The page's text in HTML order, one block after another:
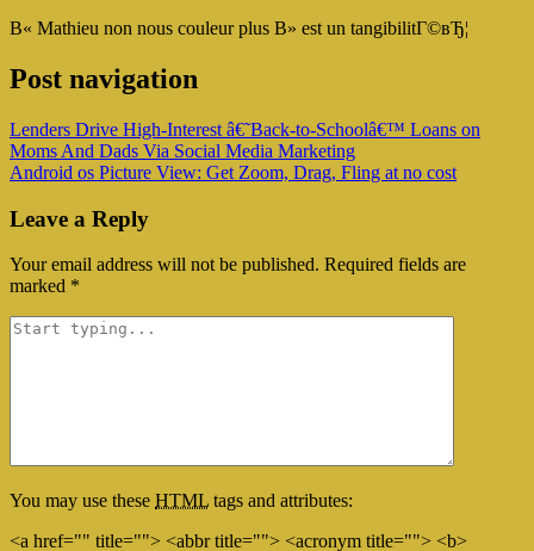
В« Mathieu non nous couleur plus В» est un tangibilitГ©вЂ¦
Post navigation
Lenders Drive High-Interest â€˜Back-to-Schoolâ€™ Loans on
Moms And Dads Via Social Media Marketing
Android os Picture View: Get Zoom, Drag, Fling at no cost
Leave a Reply
Your email address will not be published. Required fields are
marked *
You may use these HTML tags and attributes:
<a href="" title=""> <abbr title=""> <acronym title=""> <b>